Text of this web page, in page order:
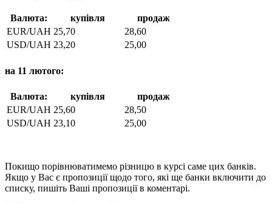
Валюта: купiвля
продаж
EUR/UAH 25,70
28,60
USD/UAH 23,20 25,00
на 11 лютого:
Валюта: купiвля
продаж
EUR/UAH 25,60
28,50
USD/UAH 23,10 25,00
Покищо порівнюватимемо різницю в курсі саме цих банків.
Якщо у Вас є пропозиції щодо того, які ще банки включити до
списку, пишіть Ваші пропозиції в коментарі.